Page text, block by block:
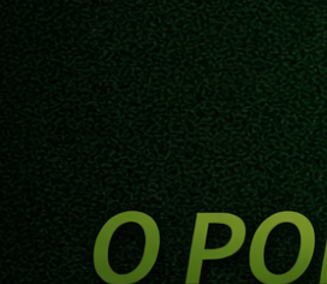
EDUCAÇÃO FINANCEIRA
Receita do
03/10/2019